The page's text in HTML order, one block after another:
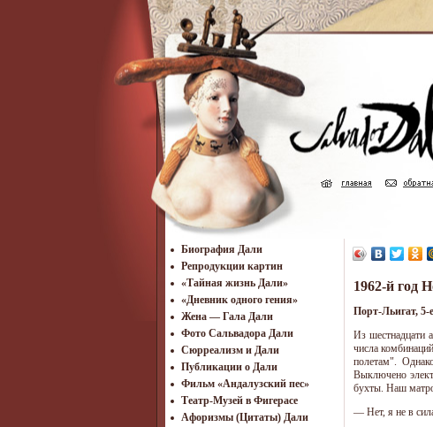
Биография Дали
Репродукции картин
«Тайная жизнь Дали»
«Дневник одного гения»
Жена — Гала Дали
Фото Сальвадора Дали
Cюрреализм и Дали
Публикации о Дали
Фильм «Андалузский пес»
Театр-Музей в Фигерасе
Афоризмы (Цитаты) Дали
1962-й год
Порт-Льигат, 5-е
Из шестнадцати
числа
полетам".
Выключено
бухты. Наш
— Нет, я не в